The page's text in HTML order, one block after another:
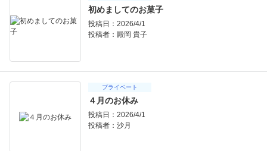
初めましてのお菓子
投稿日：2026/4/1
投稿者： 殿岡 貴子
プライベート
４月のお休み
投稿日：2026/4/1
投稿者： 沙月